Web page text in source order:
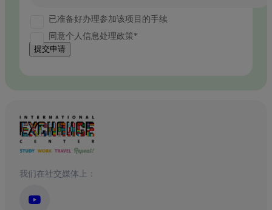
已准备好办理参加该项目的手续
同意个人信息处理政策*
提交申请
我们在社交媒体上：